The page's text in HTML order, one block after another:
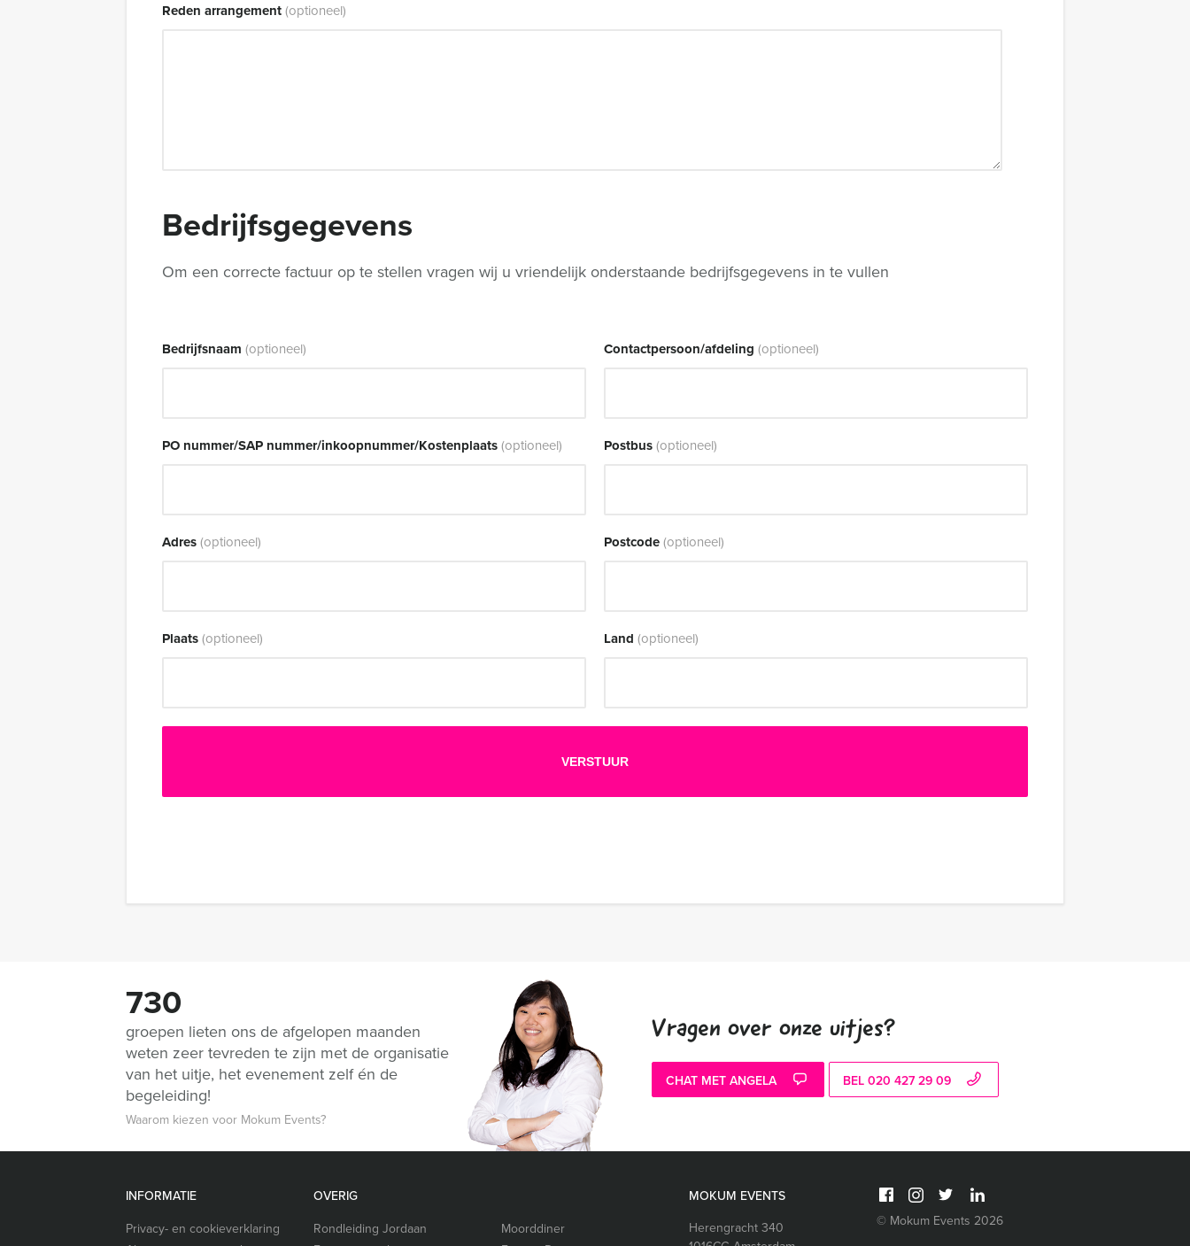
Reden arrangement(optioneel)
Bedrijfsgegevens
Om een correcte factuur op te stellen vragen wij u vriendelijk onderstaande bedrijfsgegevens in te vullen
Bedrijfsnaam (optioneel) Contactpersoon/afdeling (optioneel)
PO nummer/SAP nummer/inkoopnummer/Kostenplaats(optioneel) Postbus(optioneel)
Adres(optioneel) Postcode(optioneel)
Plaats(optioneel) Land (optioneel)
730
groepen lieten ons de afgelopen maanden
weten zeer tevreden te zijn met de organisatie
van het uitje, het evenement zelf én de
begeleiding!
Waarom kiezen voor Mokum Events?
Vragen over onze uitjes?
CHAT MET ANGELA BEL 020 427 29 09
INFORMATIE
Privacy- en cookieverklaring
OVERIG
Rondleiding Jordaan
Moorddiner
MOKUM EVENTS
Herengracht 340
© Mokum Events 2026